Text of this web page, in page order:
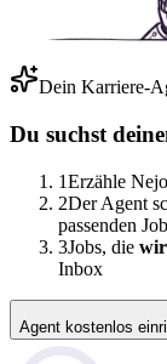
Dein Karriere-
Du suchst
1Erzähle
2Der Agent
passenden
3Jobs, die
Inbox
Agent kostenlos